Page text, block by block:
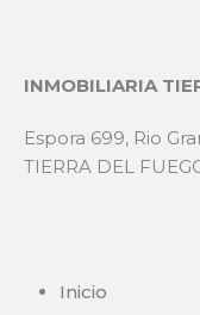
INMOBILIARIA
Espora 699, Rio
TIERRA DEL
Inicio